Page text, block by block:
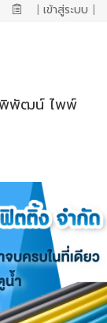
| เข้าสู่ระบบ |
พิพัฒน์ ไพพ์